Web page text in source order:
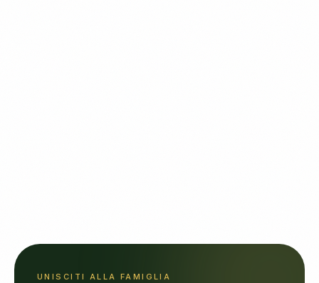
UNISCITI ALLA FAMIGLIA